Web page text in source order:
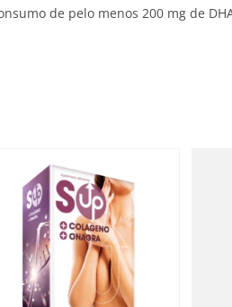
de pelo menos 200 mg de